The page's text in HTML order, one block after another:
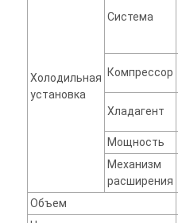
Холодильная
установка
Система
Компрессор
Хладагент
Мощность
Механизм
расширения
Объем